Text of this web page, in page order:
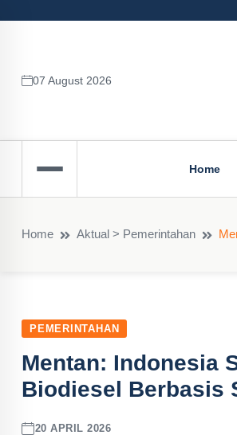
07 August 2026
Home
Home Aktual > Pemerintahan
PEMERINTAHAN
Mentan: Indonesia
Biodiesel Berbasis
20 APRIL 2026